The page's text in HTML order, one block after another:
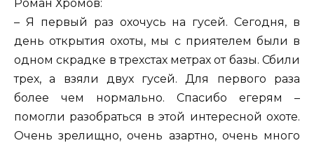
Роман Хромов:
– Я первый раз охочусь на гусей. Сегодня, в
день открытия охоты, мы с приятелем были в
одном скрадке в трехстах метрах от базы. Сбили
трех, а взяли двух гусей. Для первого раза
более чем нормально. Спасибо егерям –
помогли разобраться в этой интересной охоте.
Очень зрелищно, очень азартно, очень много